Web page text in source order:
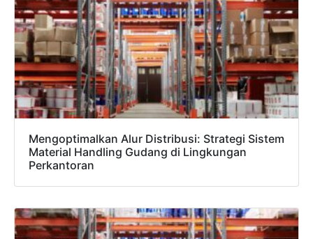
Mengoptimalkan Alur Distribusi: Strategi Sistem
Material Handling Gudang di Lingkungan
Perkantoran
estimasi cepat via WhatsApp.
Admin 1
6281310045708
CHAT
Admin 2